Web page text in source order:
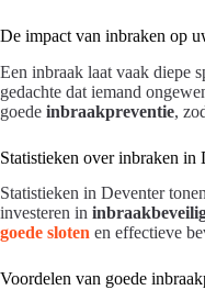
De impact van inbraken op
Een inbraak laat vaak diepe
gedachte dat iemand
goede inbraakpreventie,
Statistieken over inbraken in
Statistieken in Deventer
investeren in
goede sloten en effectieve
Voordelen van goede